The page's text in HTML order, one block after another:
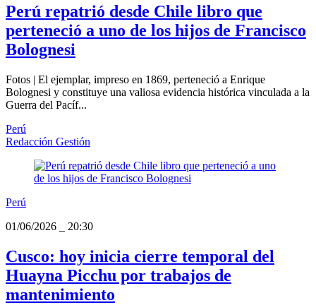
Perú repatrió desde Chile libro que
perteneció a uno de los hijos de Francisco
Bolognesi
Fotos | El ejemplar, impreso en 1869, perteneció a Enrique
Bolognesi y constituye una valiosa evidencia histórica vinculada a la
Guerra del Pacíf...
Perú
Redacción Gestión
Perú
01/06/2026
20:30
Cusco: hoy inicia cierre temporal del
Huayna Picchu por trabajos de
mantenimiento